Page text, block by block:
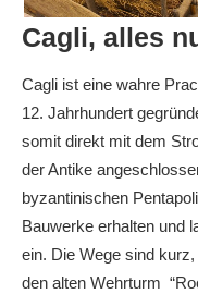
Cagli, alles
Cagli ist eine wahre
12. Jahrhundert
somit direkt mit dem
der Antike
byzantinischen
Bauwerke erhalten und
ein. Die Wege sind
den alten Wehrturm